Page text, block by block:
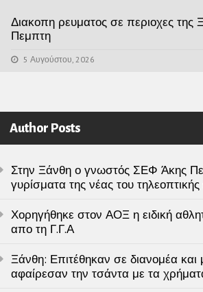
Διακοπη ρευματος σε περιοχες της
Πεμπτη
5 Αυγούστου, 2026
Author Posts
Στην Ξάνθη ο γνωστός ΣΕΦ Άκης
γυρίσματα της νέας του
Χορηγήθηκε στον ΑΟΞ η ειδική
απο τη Γ.Γ.Α
Ξάνθη: Επιτέθηκαν σε διανομέα και
αφαίρεσαν την τσάντα με τα